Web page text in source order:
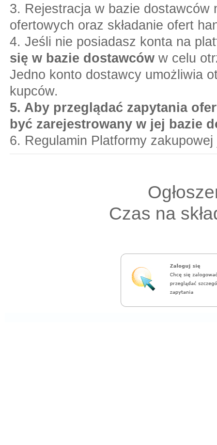
3. Rejestracja w bazie dostawców
ofertowych oraz składanie ofert
4. Jeśli nie posiadasz konta na
się w bazie dostawców w celu
Jedno konto dostawcy umożliwia
kupców.
5. Aby przeglądać zapytania
być zarejestrowany w jej bazie
6. Regulamin Platformy
Czas na